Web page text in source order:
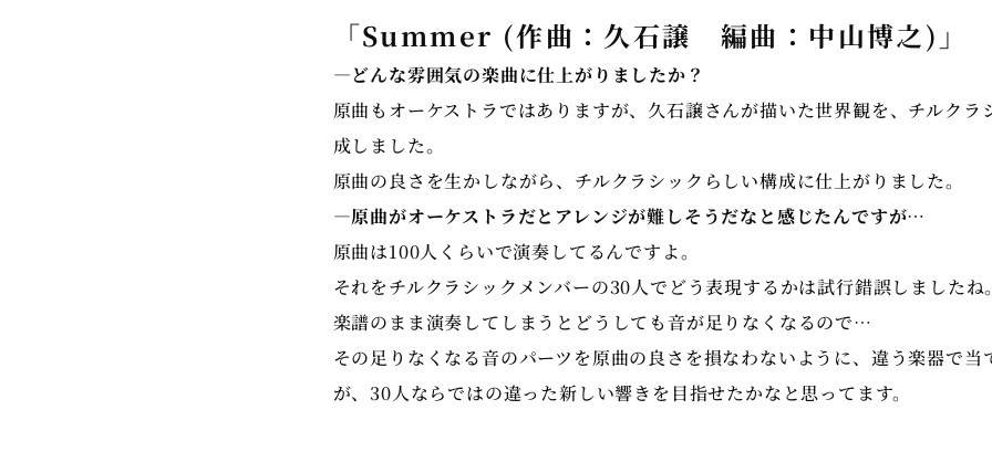
「Summer (作曲：久石譲 編曲：中山博之)」
―どんな雰囲気の楽曲に仕上がりましたか？
原曲もオーケストラではありますが、久石譲さんが描いた世界観を、チルクラ
成しました。
原曲の良さを生かしながら、チルクラシックらしい構成に仕上がりました。
―原曲がオーケストラだとアレンジが難しそうだなと感じたんですが…
原曲は100人くらいで演奏してるんですよ。
それをチルクラシックメンバーの30人でどう表現するかは試行錯誤しましたね。
楽譜のまま演奏してしまうとどうしても音が足りなくなるので…
その足りなくなる音のパーツを原曲の良さを損なわないように、違う楽器で当
が、30人ならではの違った新しい響きを目指せたかなと思ってます。